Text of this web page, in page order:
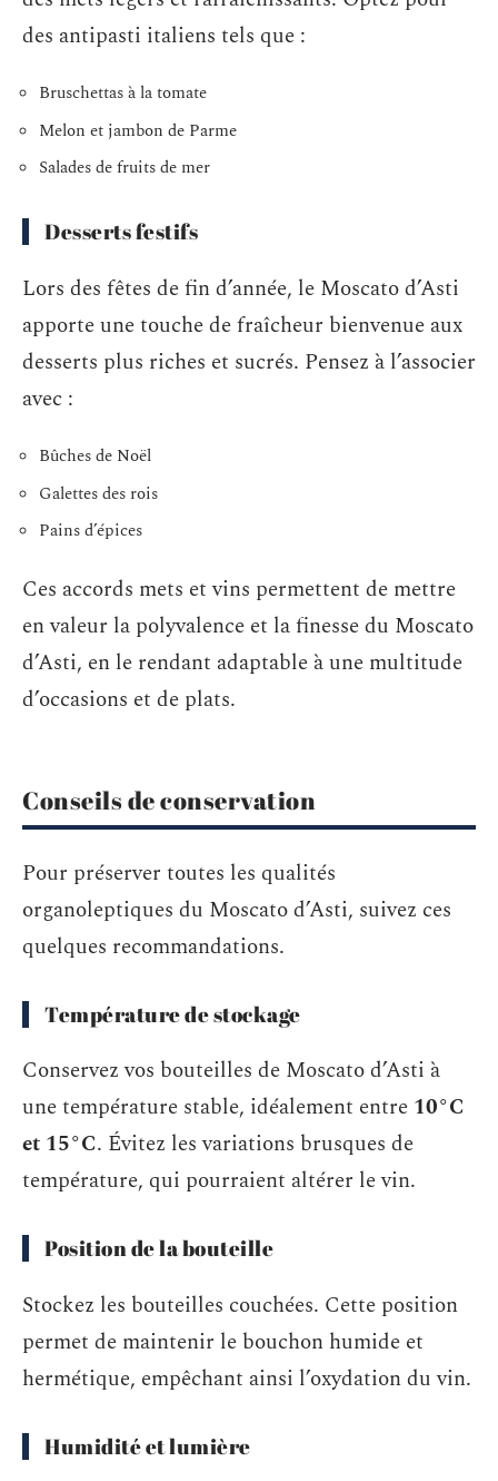
des antipasti italiens tels que :
Bruschettas à la tomate
Melon et jambon de Parme
Salades de fruits de mer
Desserts festifs
Lors des fêtes de fin d’année, le Moscato d’Asti
apporte une touche de fraîcheur bienvenue aux
desserts plus riches et sucrés. Pensez à l’associer
avec :
Bûches de Noël
Galettes des rois
Pains d’épices
Ces accords mets et vins permettent de mettre
en valeur la polyvalence et la finesse du Moscato
d’Asti, en le rendant adaptable à une multitude
d’occasions et de plats.
Conseils de conservation
Pour préserver toutes les qualités
organoleptiques du Moscato d’Asti, suivez ces
quelques recommandations.
Température de stockage
Conservez vos bouteilles de Moscato d’Asti à
une température stable, idéalement entre 10°C
et 15°C. Évitez les variations brusques de
température, qui pourraient altérer le vin.
Position de la bouteille
Stockez les bouteilles couchées. Cette position
permet de maintenir le bouchon humide et
hermétique, empêchant ainsi l’oxydation du vin.
Humidité et lumière